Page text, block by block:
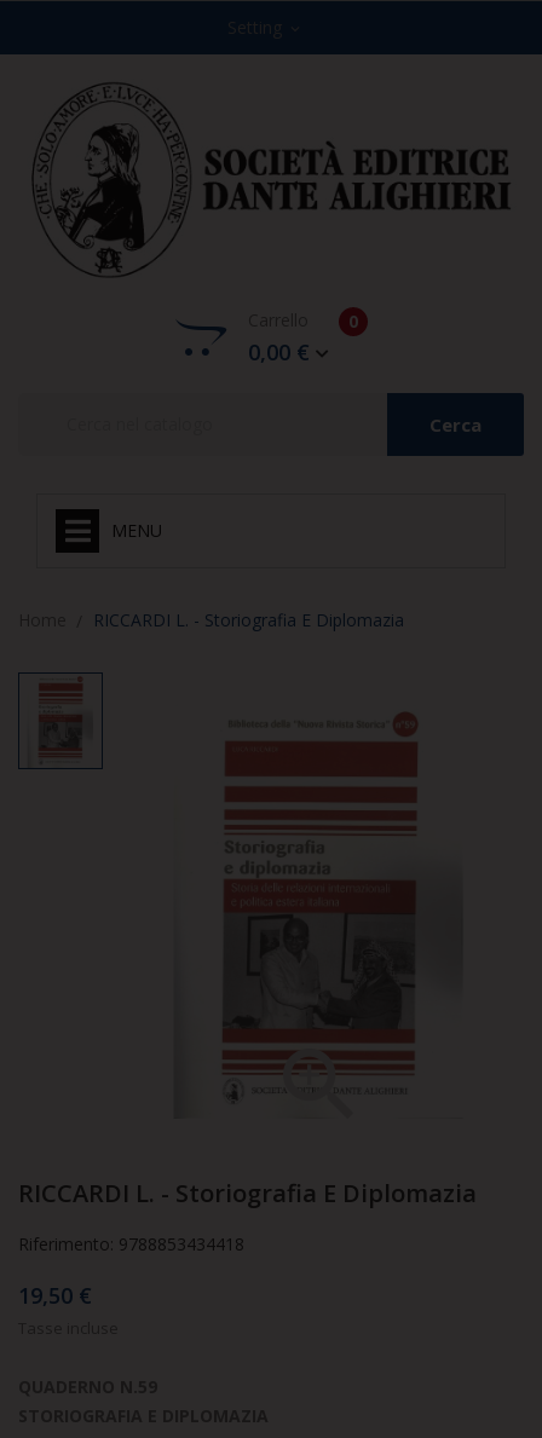
Setting
0
0,00 €
Cerca
MENU
RICCARDI L. - Storiografia E Diplomazia

RICCARDI L. - Storiografia E Diplomazia
Riferimento: 9788853434418
19,50 €